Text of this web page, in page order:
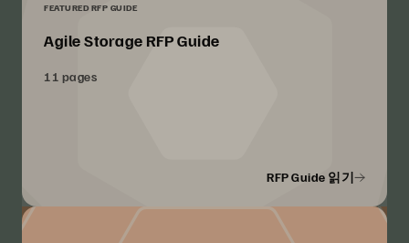
FEATURED RFP GUIDE
Agile Storage RFP Guide
11 pages
RFP Guide 읽기